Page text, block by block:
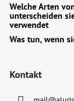
Welche Arten
unterscheiden
verwendet
Was tun, wenn
Kontakt